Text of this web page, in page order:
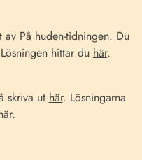
av På huden-tidningen. Du
hittar du här.
skriva ut här. Lösningarna
.